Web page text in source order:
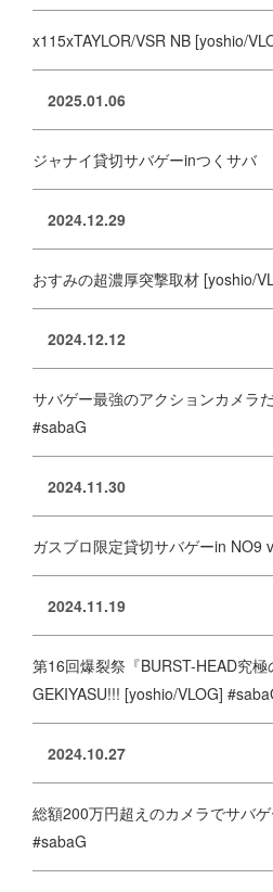
x115xTAYLOR/VSR NB [yoshio/
2025.01.06
ジャナイ貸切サバゲーinつくサバ
2024.12.29
おすみの超濃厚突撃取材 [yoshio/
2024.12.12
サバゲー最強のアクションカメラ
#sabaG
2024.11.30
ガスブロ限定貸切サバゲーin NO9
2024.11.19
第16回爆裂祭『BURST-HEAD究極
GEKIYASU!!! [yoshio/VLOG]
2024.10.27
総額200万円超えのカメラでサバ
#sabaG